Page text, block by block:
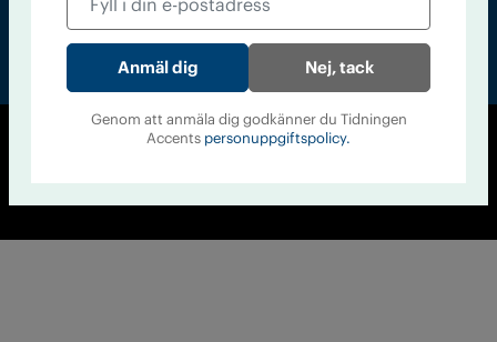
Cookiepolicy
Personuppgiftspolicy
Nej, tack
Genom att anmäla dig godkänner du Tidningen
Accents personuppgiftspolicy.